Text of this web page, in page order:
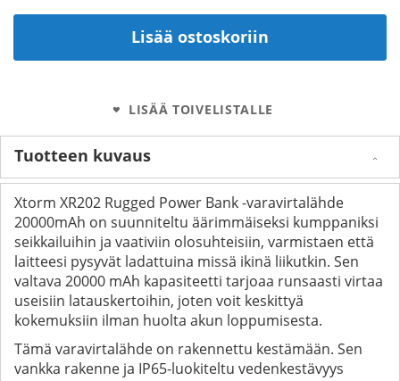
Lisää ostoskoriin
LISÄÄ TOIVELISTALLE
Tuotteen kuvaus
Xtorm XR202 Rugged Power Bank -varavirtalähde
20000mAh on suunniteltu äärimmäiseksi kumppaniksi
seikkailuihin ja vaativiin olosuhteisiin, varmistaen että
laitteesi pysyvät ladattuina missä ikinä liikutkin. Sen
valtava 20000 mAh kapasiteetti tarjoaa runsaasti virtaa
useisiin latauskertoihin, joten voit keskittyä
kokemuksiin ilman huolta akun loppumisesta.
Tämä varavirtalähde on rakennettu kestämään. Sen
vankka rakenne ja IP65-luokiteltu vedenkestävyys